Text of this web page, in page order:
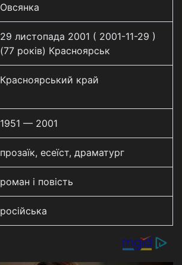
Овсянка
29 листопада 2001 ( 2001-11-29 )
(77 років) Красноярськ
Красноярський край
1951 — 2001
прозаїк, есеїст, драматург
роман і повість
російська